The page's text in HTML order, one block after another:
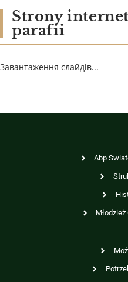
Strony
parafii
Завантаження слайдів...
Abp